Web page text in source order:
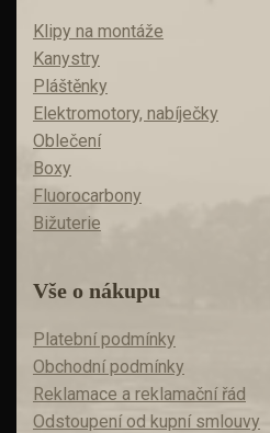
Klipy na montáže
Kanystry
Pláštěnky
Elektromotory, nabíječky
Oblečení
Boxy
Fluorocarbony
Bižuterie
Vše o nákupu
Platební podmínky
Obchodní podmínky
Reklamace a reklamační řád
Odstoupení od kupní smlouvy